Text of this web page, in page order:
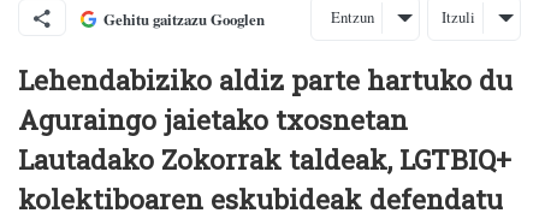
Gehitu gaitzazu Googlen Entzun Itzuli
Lehendabiziko aldiz parte hartuko du
Aguraingo jaietako txosnetan
Lautadako Zokorrak taldeak, LGTBIQ+
kolektiboaren eskubideak defendatu